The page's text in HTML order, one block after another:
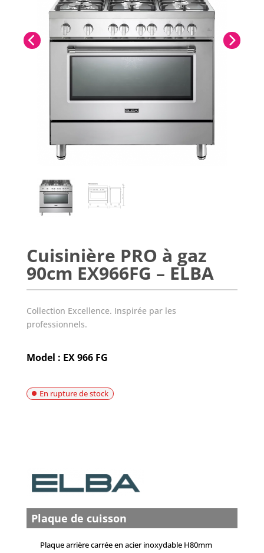
Cuisinière PRO à gaz
90cm EX966FG – ELBA
Collection Excellence. Inspirée par les
professionnels.
Model : EX 966 FG
En rupture de stock
Plaque de cuisson
Plaque arrière carrée en acier inoxydable H80mm